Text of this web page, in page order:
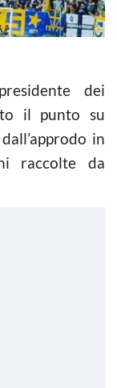
dei
il punto su
in
raccolte da